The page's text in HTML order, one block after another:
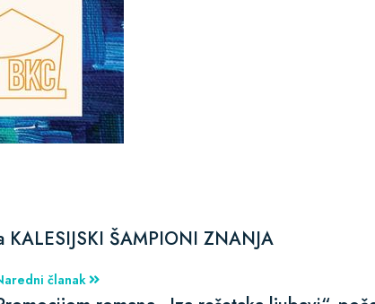
ŠAMPIONI ZNANJA
članak